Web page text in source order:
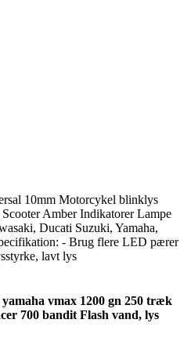
10mm Motorcykel blinklys
Amber Indikatorer Lampe
Ducati Suzuki, Yamaha,
- Brug flere LED pærer
lavt lys
vmax 1200 gn 250 træk
700 bandit Flash vand, lys